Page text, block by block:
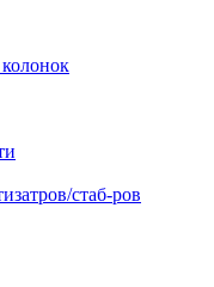
стаб-ров